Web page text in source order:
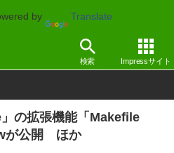
by Translate
検索 Impressサイト
アップデート
の拡張機能「Makefile
が公開 ほか